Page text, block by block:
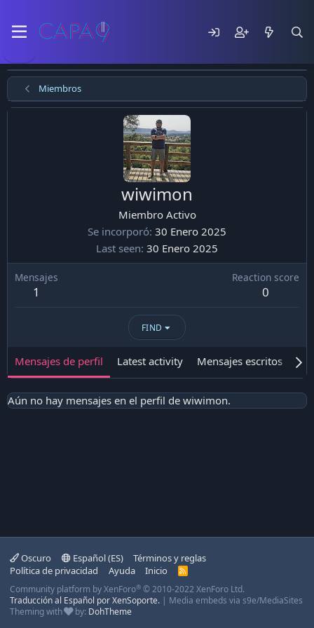
Miembros
wiwimon
Miembro Activo
Se incorporó 30 Enero 2025
Last seen 30 Enero 2025
Mensajes
1
Reaction score
0
FIND
Mensajes de perfil Latest activity Mensajes escritos
Aún no hay mensajes en el perfil de wiwimon.
Oscuro Español (ES)
Términos y reglas
Política de privacidad
Ayuda Inicio
R
S
Community platform by XenForo® © 2010-2022 XenForo Ltd.
Traducción al Español por XenSoporte. | Media embeds via s9e/MediaSites
Theming with
by: DohTheme